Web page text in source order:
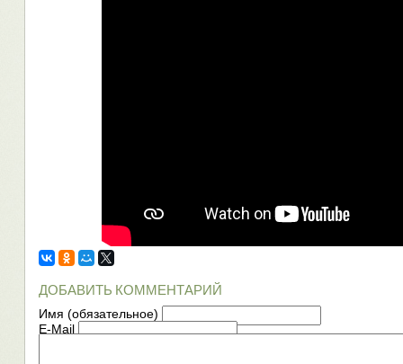
ДОБАВИТЬ КОММЕНТАРИЙ
Имя (обязательное)
E-Mail